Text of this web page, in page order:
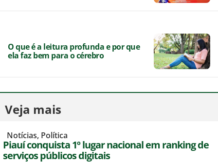
O que é a leitura profunda e por que
ela faz bem para o cérebro
Veja mais
Notícias, Política
Piauí conquista 1º lugar nacional em ranking de
serviços públicos digitais